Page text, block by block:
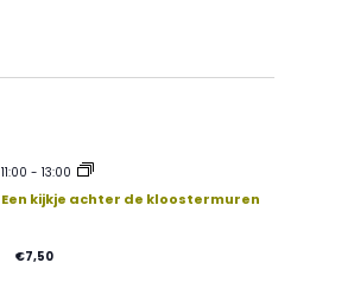
11:00 -13:00
Een kijkje achter de kloostermuren
€7,50